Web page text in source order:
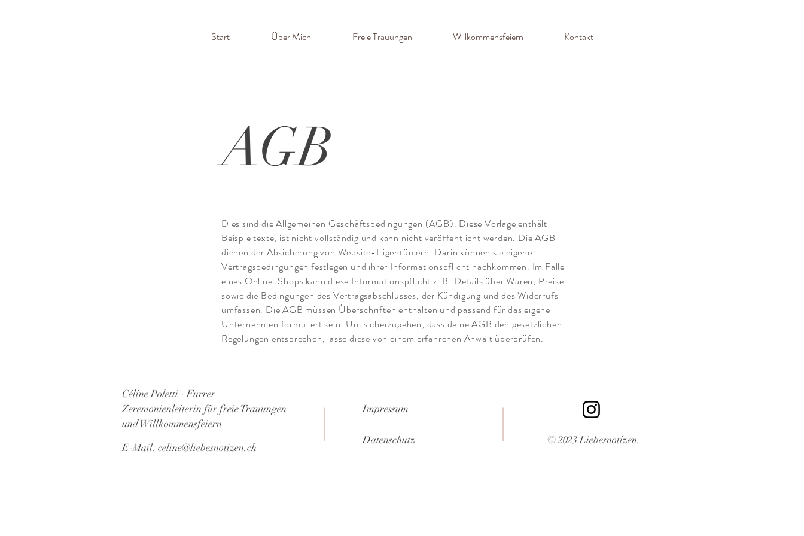
Start Über Mich Freie Trauungen Willkommensfeiern Kontakt
AGB
Dies sind die Allgemeinen Geschäftsbedingungen (AGB). Diese Vorlage enthält
Beispieltexte, ist nicht vollständig und kann nicht veröffentlicht werden. Die AGB
dienen der Absicherung von Website-Eigentümern. Darin können sie eigene
Vertragsbedingungen festlegen und ihrer Informationspflicht nachkommen. Im Falle
eines Online-Shops kann diese Informationspflicht z. B. Details über Waren, Preise
sowie die Bedingungen des Vertragsabschlusses, der Kündigung und des Widerrufs
umfassen. Die AGB müssen Überschriften enthalten und passend für das eigene
Unternehmen formuliert sein. Um sicherzugehen, dass deine AGB den gesetzlichen
Regelungen entsprechen, lasse diese von einem erfahrenen Anwalt überprüfen.
Céline Poletti - Furrer
Zeremonienleiterin für freie Trauungen
und Willkommensfeiern
E-Mail: celine@liebesnotizen.ch
Impressum
Datenschutz © 2023 Liebesnotizen.